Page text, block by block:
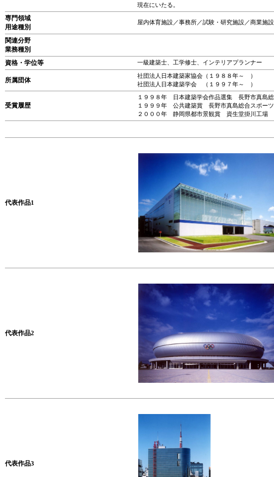
現在にいたる。
専門領域
用途種別
屋内体育施設／事務所／試験・研究施設／商業施
関連分野
業務種別
資格・学位等
一級建築士、工学修士、インテリアプランナー
所属団体
社団法人日本建築家協会（１９８８年～ ）
社団法人日本建築学会 （１９９７年～ ）
受賞履歴
１９９８年 日本建築学会作品選集 長野市真島
１９９９年 公共建築賞 長野市真島総合スポー
２０００年 静岡県都市景観賞 資生堂掛川工場
代表作品1
代表作品2
代表作品3